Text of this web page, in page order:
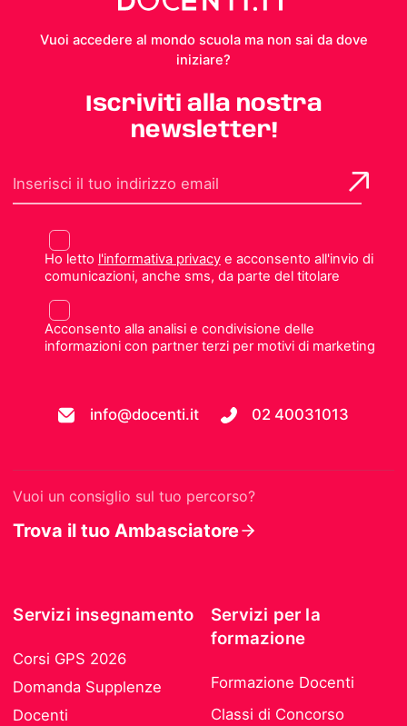
Vuoi accedere al mondo scuola ma non sai da dove
iniziare?
Iscriviti alla nostra
newsletter!
Ho letto l'informativa privacye acconsento all'invio di
comunicazioni, anche sms, da parte del titolare
Acconsento alla analisi e condivisione delle
informazioni con partner terzi per motivi di marketing
info@docenti.it 02 40031013
Vuoi un consiglio sul tuo percorso?
Trova il tuo Ambasciatore
Servizi insegnamento
Corsi GPS 2026
Domanda Supplenze
Docenti
Servizi per la
formazione
Formazione Docenti
Classi di Concorso